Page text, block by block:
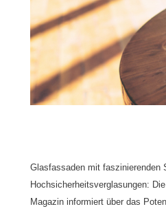
Glasfassaden mit faszinierenden
Hochsicherheitsverglasungen:
Magazin informiert über das